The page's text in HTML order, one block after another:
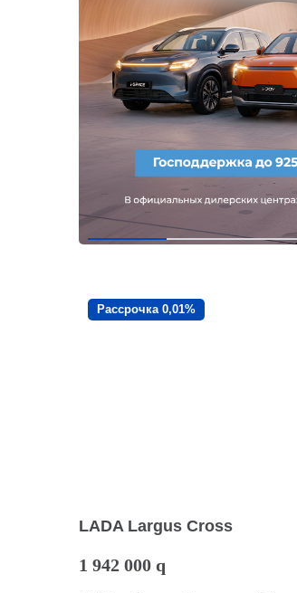
Рассрочка 0,01%
LADA Largus Cross
1 942 000 q